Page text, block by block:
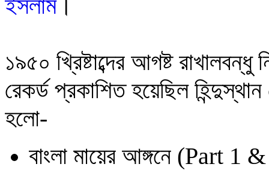
ইসলাম।
১৯৫০ খ্রিষ্টাব্দের আগষ্ট
রেকর্ড প্রকাশিত হয়েছিল
হলো-
বাংলা মায়ের আঙ্গনে (Part 1